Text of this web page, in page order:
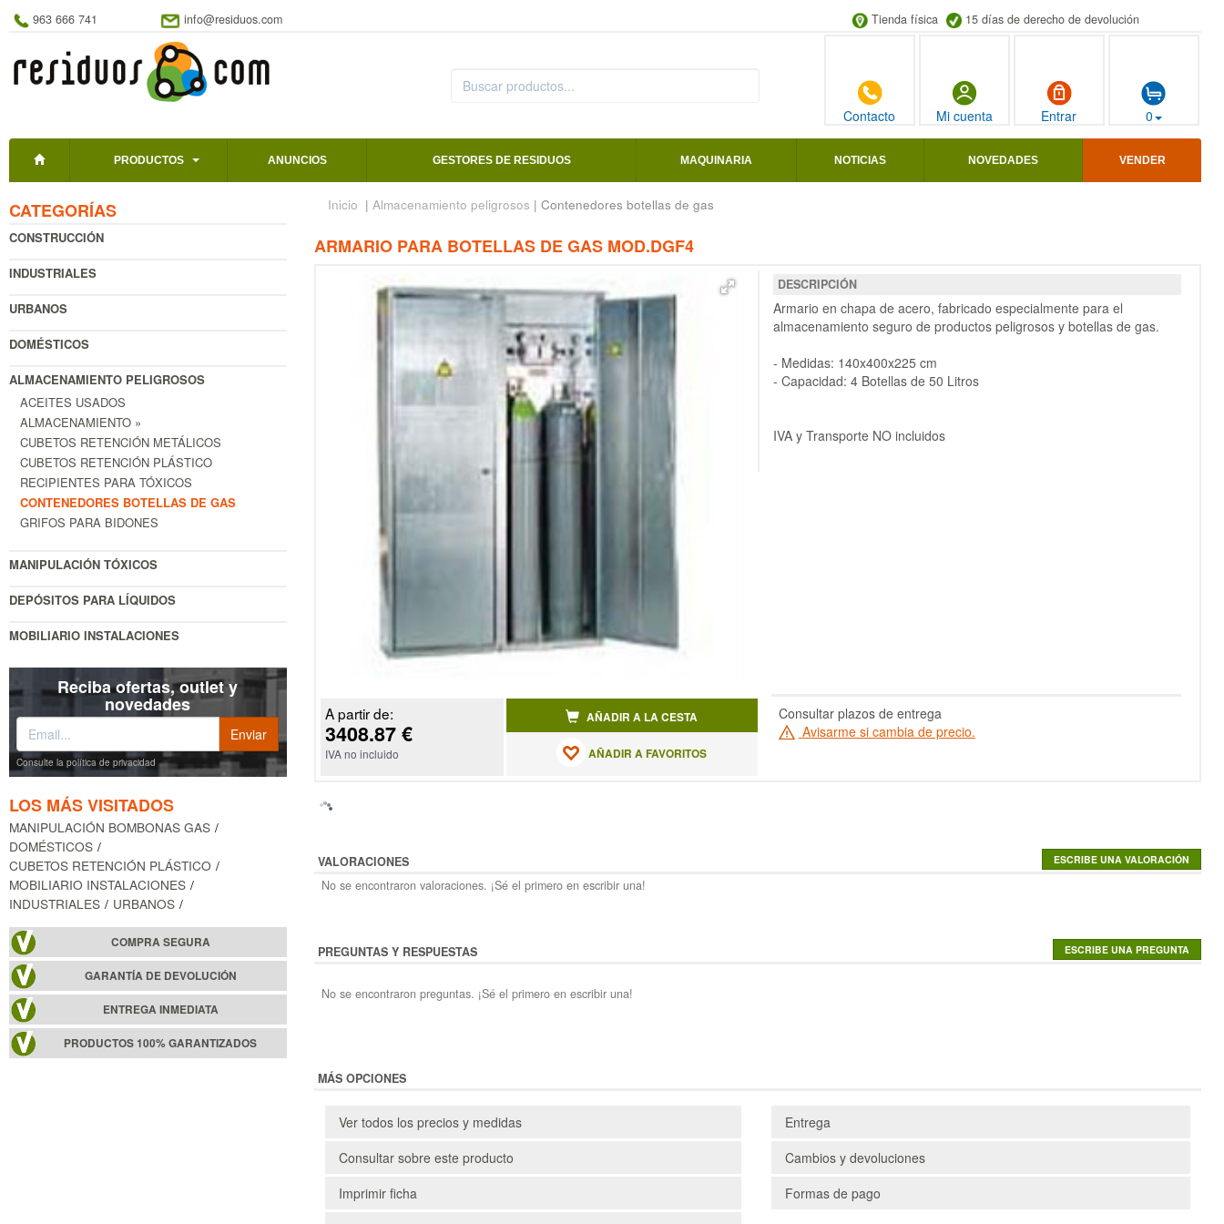
963 666 741 info@residuos.com Tienda física 15 días de derecho de devolución
Contacto Mi cuenta Entrar 0
PRODUCTOS ANUNCIOS GESTORES DE RESIDUOS MAQUINARIA NOTICIAS NOVEDADES VENDER
CATEGORÍAS
CONSTRUCCIÓN
INDUSTRIALES
URBANOS
DOMÉSTICOS
ALMACENAMIENTO PELIGROSOS
ACEITES USADOS
ALMACENAMIENTO »
CUBETOS RETENCIÓN METÁLICOS
CUBETOS RETENCIÓN PLÁSTICO
RECIPIENTES PARA TÓXICOS
CONTENEDORES BOTELLAS DE GAS
GRIFOS PARA BIDONES
MANIPULACIÓN TÓXICOS
DEPÓSITOS PARA LÍQUIDOS
MOBILIARIO INSTALACIONES
Reciba ofertas, outlet y
novedades
Consulte la política de privacidad
LOS MÁS VISITADOS
MANIPULACIÓN BOMBONAS GAS
DOMÉSTICOS
CUBETOS RETENCIÓN PLÁSTICO
MOBILIARIO INSTALACIONES
INDUSTRIALES
URBANOS
COMPRA SEGURA
GARANTÍA DE DEVOLUCIÓN
ENTREGA INMEDIATA
PRODUCTOS 100% GARANTIZADOS
Inicio | Almacenamiento peligrosos | Contenedores botellas de gas
ARMARIO PARA BOTELLAS DE GAS MOD.DGF4
DESCRIPCIÓN
Armario en chapa de acero, fabricado especialmente para el
almacenamiento seguro de productos peligrosos y botellas de gas.
- Medidas: 140x400x225 cm
- Capacidad: 4 Botellas de 50 Litros
IVA y Transporte NO incluidos
A partir de:
3408.87 €
IVA no incluido
AÑADIR A LA CESTA
AÑADIR A FAVORITOS
Consultar plazos de entrega
Avisarme si cambia de precio.
VALORACIONES
No se encontraron valoraciones. ¡Sé el primero en escribir una!
PREGUNTAS Y RESPUESTAS
No se encontraron preguntas. ¡Sé el primero en escribir una!
MÁS OPCIONES
Ver todos los precios y medidas
Consultar sobre este producto
Imprimir ficha
Entrega
Cambios y devoluciones
Formas de pago